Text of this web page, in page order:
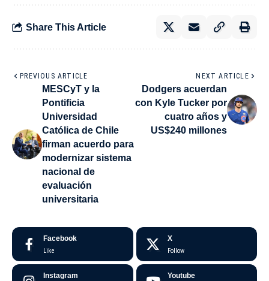
Share This Article
PREVIOUS ARTICLE
MESCyT y la
Pontificia
Universidad
Católica de Chile
firman acuerdo para
modernizar sistema
nacional de
evaluación
universitaria
NEXT ARTICLE
Dodgers acuerdan
con Kyle Tucker por
cuatro años y
US$240 millones
Facebook
Like
X
Follow
Instagram Youtube